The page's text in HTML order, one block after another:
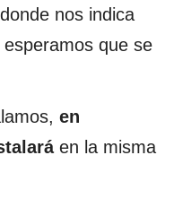
nos indica
esperamos que se
en
en la misma